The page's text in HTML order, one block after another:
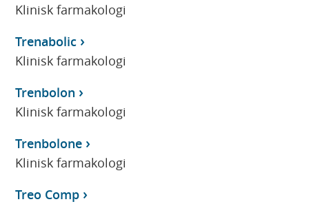
Klinisk farmakologi
Trenabolic
Klinisk farmakologi
Trenbolon
Klinisk farmakologi
Trenbolone
Klinisk farmakologi
Treo Comp